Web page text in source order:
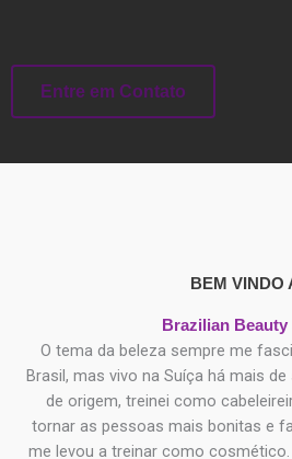
Entre em Contato
BEM VINDO
Brazilian Beauty
O tema da beleza sempre me
Brasil, mas vivo na Suíça há mais
de origem, treinei como
tornar as pessoas mais bonitas e
me levou a treinar como